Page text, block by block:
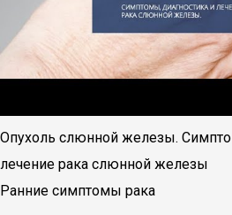
Опухоль слюнной железы.
лечение рака слюнной железы
Ранние симптомы рака